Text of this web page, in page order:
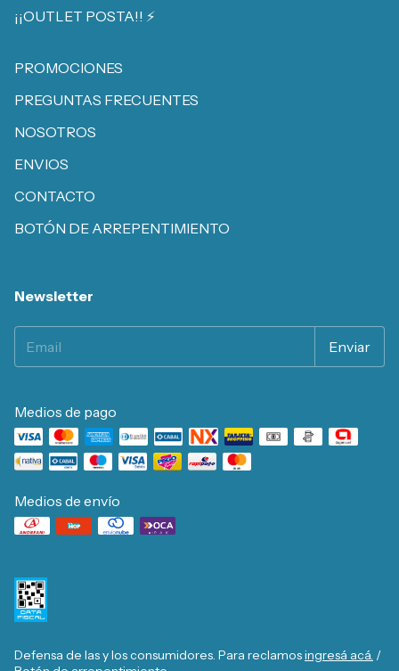
¡¡OUTLET POSTA!! ⚡️
PROMOCIONES
PREGUNTAS FRECUENTES
NOSOTROS
ENVIOS
CONTACTO
BOTÓN DE ARREPENTIMIENTO
Newsletter
Medios de pago
Medios de envío
Defensa de las y los consumidores. Para reclamosingresá acá. /